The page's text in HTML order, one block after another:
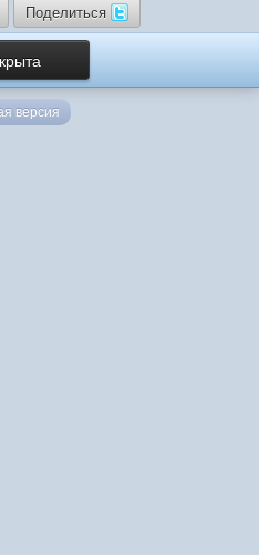
Поделиться
версия